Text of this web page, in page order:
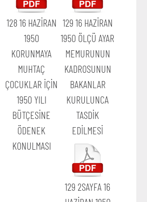
128 16 HAZİRAN
1950
KORUNMAYA
MUHTAÇ
ÇOCUKLAR İÇİN
1950 YILI
BÜTÇESİNE
ÖDENEK
KONULMASI
129 16 HAZİRAN
1950 ÖLÇÜ AYAR
MEMURUNUN
KADROSUNUN
BAKANLAR
KURULUNCA
TASDİK
EDİLMESİ
129 2SAYFA 16